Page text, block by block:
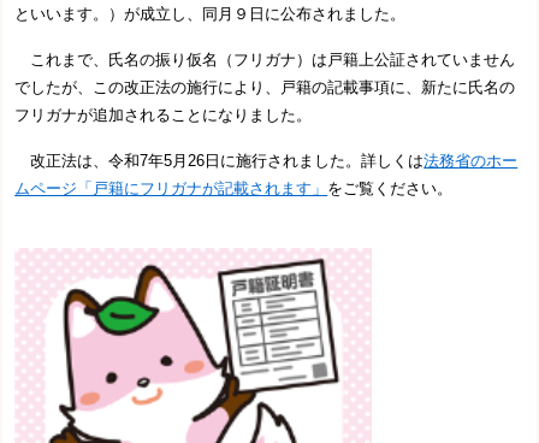
といいます。）が成立し、同月９日に公布されました。
これまで、氏名の振り仮名（フリガナ）は戸籍上公証されていません
でしたが、この改正法の施行により、戸籍の記載事項に、新たに氏名の
フリガナが追加されることになりました。
改正法は、令和7年5月26日に施行されました。詳しくは法務省のホー
ムページ「戸籍にフリガナが記載されます」 をご覧ください。